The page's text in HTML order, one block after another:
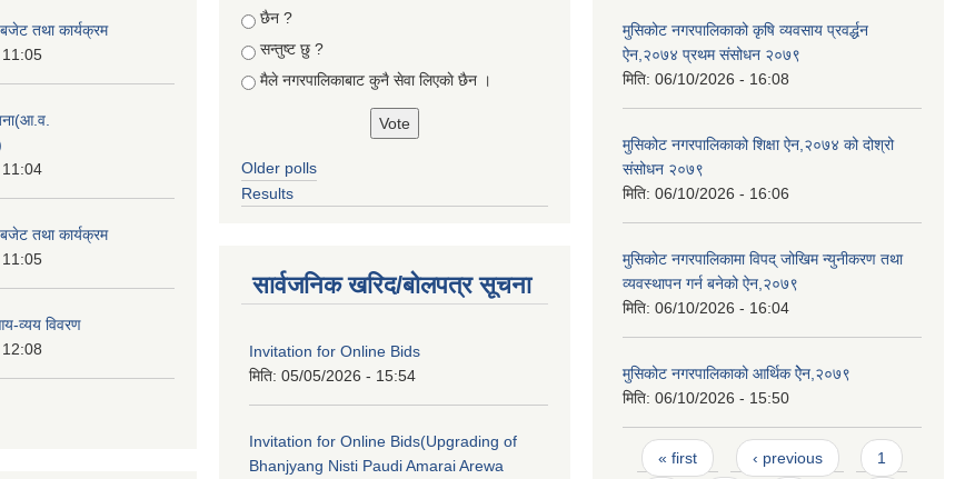
तथा कार्यक्रम
तथा कार्यक्रम
व्यय विवरण
छैन ?
सन्तुष्ट छु ?
मैले नगरपालिकाबाट कुनै सेवा लिएकाे छैन ।
Older polls
Results
सार्वजनिक खरिद/बोलपत्र सूचना
Invitation for Online Bids
मिति: 05/05/2026 - 15:54
Invitation for Online Bids(Upgrading of
Bhanjyang Nisti Paudi Amarai Arewa
मुसिकोट नगरपालिकाको कृषि व्यवसाय प्रवर्द्धन
ऐन,२०७४ प्रथम संसोधन २०७९
मिति: 06/10/2026 - 16:08
मुसिकोट नगरपालिकाको शिक्षा ऐन,२०७४ को दोश्रो
संसोधन २०७९
मिति: 06/10/2026 - 16:06
मुसिकोट नगरपालिकामा विपद् जोखिम न्युनीकरण तथा
व्यवस्थापन गर्न बनेको ऐन,२०७९
मिति: 06/10/2026 - 16:04
मुसिकोट नगरपालिकाको आर्थिक ऐेन,२०७९
मिति: 06/10/2026 - 15:50
Pages
« first ‹ previous 1